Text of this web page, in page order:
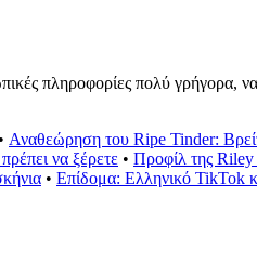
πληροφορίες πολύ γρήγορα, να
• Αναθεώρηση του Ripe Tinder:
να ξέρετε • Προφίλ της
• Επίδομα: Ελληνικό TikTok